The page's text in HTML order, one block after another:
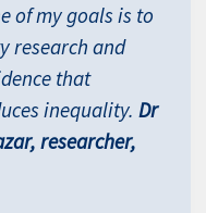
of my goals is to
research and
that
inequality. Dr
researcher,